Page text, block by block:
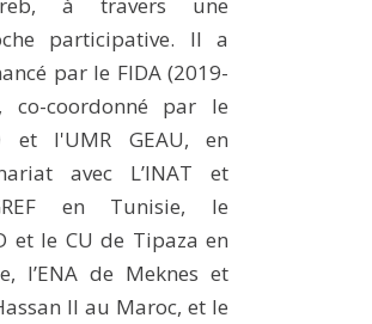
participative. Il a
par le FIDA (2019-
co-coordonné par le
et l'UMR GEAU, en
avec L’INAT et
en Tunisie, le
et le CU de Tipaza en
l’ENA de Meknes et
II au Maroc, et le